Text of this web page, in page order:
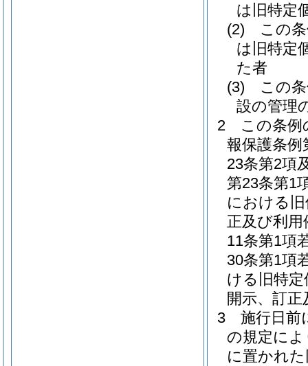
は旧特定
(2)
この
は旧特定
た者
(3)
この
設の管理
2
この条例
報保護条例
23条第2項
第23条第1
における
正及び利
11条第1項
30条第1項
ける旧特
開示、訂
3
施行日前
の規定に
に置かれ